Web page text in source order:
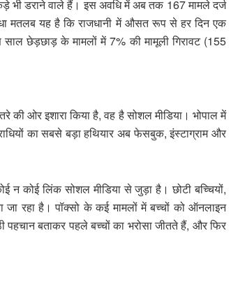
भी डराने वाले हैं। इस अवधि में अब तक 167 मामले दर्ज
मतलब यह है कि राजधानी में औसत रूप से हर दिन एक
छेड़छाड़ के मामलों में 7% की मामूली गिरावट (155
की ओर इशारा किया है, वह है सोशल मीडिया। भोपाल में
का सबसे बड़ा हथियार अब फेसबुक, इंस्टाग्राम और
न कोई लिंक सोशल मीडिया से जुड़ा है। छोटी बच्चियों,
जा रहा है। पॉक्सो के कई मामलों में बच्चों को ऑनलाइन
पहचान बताकर पहले बच्चों का भरोसा जीतते हैं, और फिर